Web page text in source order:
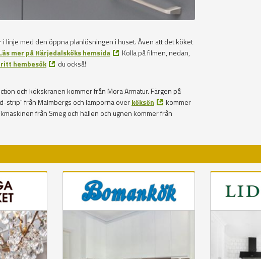
linje med den öppna planlösningen i huset. Även att det köket
mer på Härjedalsköks hemsida
Kolla på filmen, nedan,
hembesök
du också!
och kökskranen kommer från Mora Armatur. Färgen på
strip" från Malmbergs och lamporna överköksön
kommer
från Smeg och hällen och ugnen kommer från